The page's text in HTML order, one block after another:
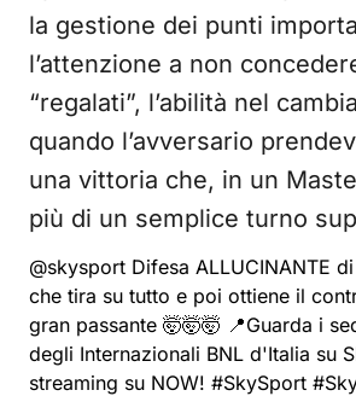
la gestione dei punti
l’attenzione a non
“regalati”, l’abilità nel
quando l’avversario
una vittoria che, in un
più di un semplice turno
@skysport Difesa ALLUCINANTE
che tira su tutto e poi ottiene il
gran passante 🤯🤯🤯 📍Guarda i
degli Internazionali BNL d'Italia su
streaming su NOW! #SkySport